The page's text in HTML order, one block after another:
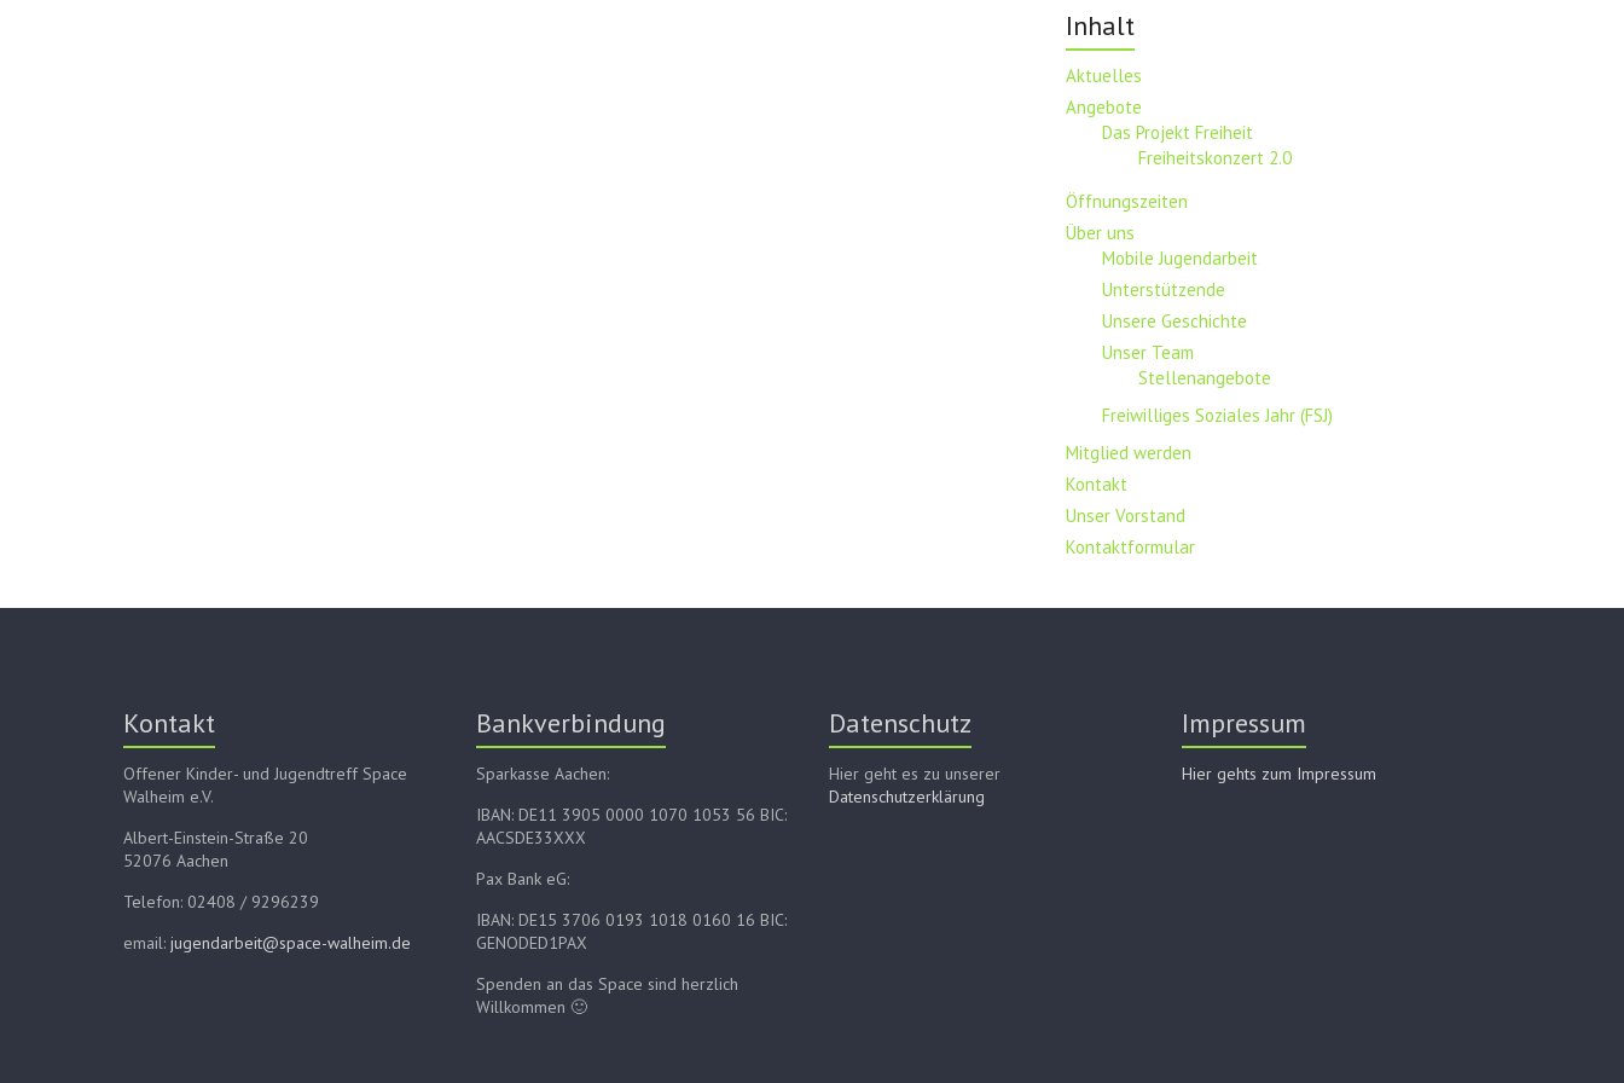
Inhalt
Aktuelles
Angebote
Das Projekt Freiheit
Freiheitskonzert 2.0
Öffnungszeiten
Über uns
Mobile Jugendarbeit
Unterstützende
Unsere Geschichte
Unser Team
Stellenangebote
Freiwilliges Soziales Jahr (FSJ)
Mitglied werden
Kontakt
Unser Vorstand
Kontaktformular
Kontakt
Offener Kinder- und Jugendtreff Space
Walheim e.V.
Albert-Einstein-Straße 20
52076 Aachen
Telefon: 02408 / 9296239
email: jugendarbeit@space-walheim.de
Bankverbindung
Sparkasse Aachen:
IBAN: DE11 3905 0000 1070 1053 56 BIC:
AACSDE33XXX
Pax Bank eG:
IBAN: DE15 3706 0193 1018 0160 16 BIC:
GENODED1PAX
Spenden an das Space sind herzlich
Willkommen 🙂
Datenschutz
Hier geht es zu unserer
Datenschutzerklärung
Impressum
Hier gehts zum Impressum